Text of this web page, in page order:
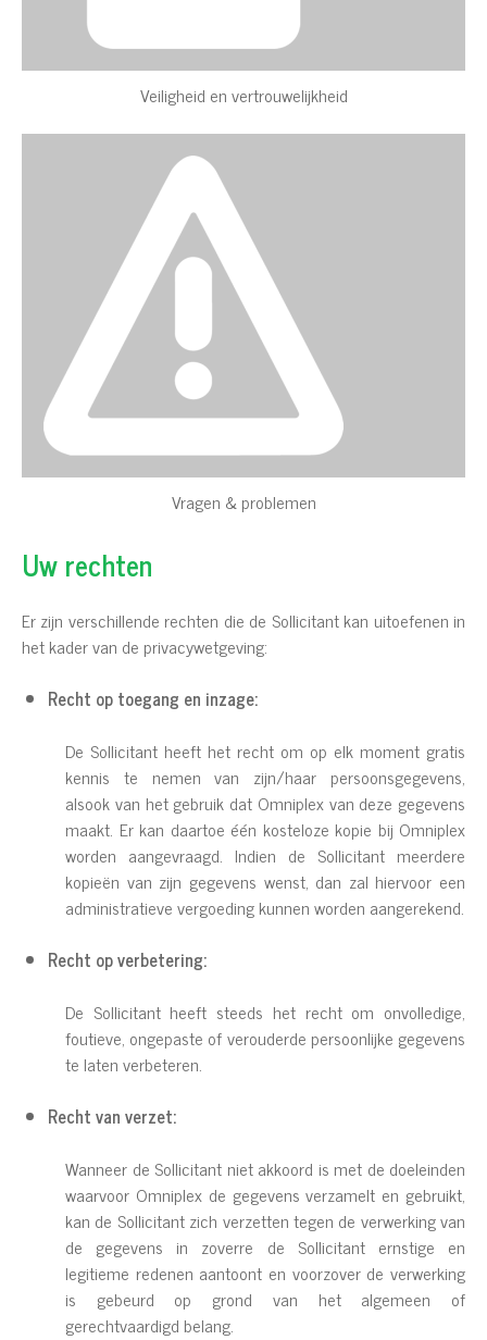
Veiligheid en vertrouwelijkheid
Vragen & problemen
Uw rechten
Er zijn verschillende rechten die de Sollicitant kan uitoefenen in
het kader van de privacywetgeving:
Recht op toegang en inzage:
De Sollicitant heeft het recht om op elk moment gratis
kennis te nemen van zijn/haar persoonsgegevens,
alsook van het gebruik dat Omniplex van deze gegevens
maakt. Er kan daartoe één kosteloze kopie bij Omniplex
worden aangevraagd. Indien de Sollicitant meerdere
kopieën van zijn gegevens wenst, dan zal hiervoor een
administratieve vergoeding kunnen worden aangerekend.
Recht op verbetering:
De Sollicitant heeft steeds het recht om onvolledige,
foutieve, ongepaste of verouderde persoonlijke gegevens
te laten verbeteren.
Recht van verzet:
Wanneer de Sollicitant niet akkoord is met de doeleinden
waarvoor Omniplex de gegevens verzamelt en gebruikt,
kan de Sollicitant zich verzetten tegen de verwerking van
de gegevens in zoverre de Sollicitant ernstige en
legitieme redenen aantoont en voorzover de verwerking
is gebeurd op grond van het algemeen of
gerechtvaardigd belang.